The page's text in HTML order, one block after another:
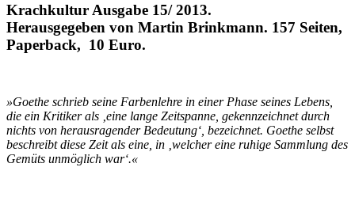
Krachkultur Ausgabe 15/ 2013.
Herausgegeben von Martin Brinkmann. 157 Seiten,
Paperback, 10 Euro.
»Goethe schrieb seine Farbenlehre in einer Phase seines Lebens,
die ein Kritiker als ‚eine lange Zeitspanne, gekennzeichnet durch
nichts von herausragender Bedeutung‘, bezeichnet. Goethe selbst
beschreibt diese Zeit als eine, in ‚welcher eine ruhige Sammlung des
Gemüts unmöglich war‘.«